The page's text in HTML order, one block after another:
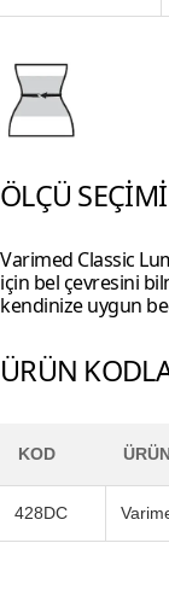
ÖLÇÜ SEÇİMİ
Varimed Classic
için bel çevresini
kendinize uygun
ÜRÜN
KOD
428DC